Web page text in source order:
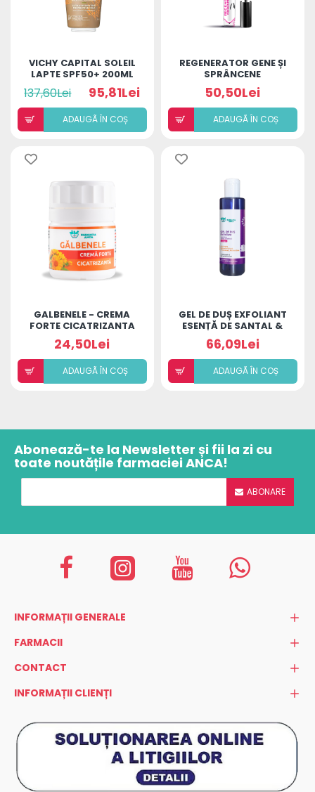
VICHY CAPITAL SOLEIL
LAPTE SPF50+ 200ML
137,60Lei 95,81Lei
ADAUGÃ ÎN COȘ
REGENERATOR GENE ȘI
SPRÂNCENE
50,50Lei
ADAUGÃ ÎN COȘ
GALBENELE - CREMA
FORTE CICATRIZANTA
24,50Lei
ADAUGÃ ÎN COȘ
GEL DE DUȘ EXFOLIANT
ESENȚĂ DE SANTAL &
PATCHOULI COLAGEN
66,09Lei
ADAUGÃ ÎN COȘ
Abonează-te la Newsletter și fii la zi cu
toate noutățile farmaciei ANCA!
ABONARE
INFORMAȚII GENERALE
FARMACII
CONTACT
INFORMAȚII CLIENȚI